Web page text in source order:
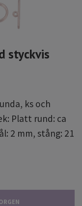
styckvis
ks och
Platt rund: ca
2 mm, stång: 21